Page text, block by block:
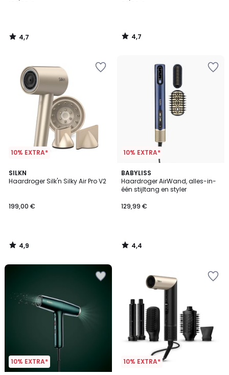
4,7
/
4,7
/
10% EXTRA*
SILKN
Haardroger Silk'n Silky Air Pro V2
199,00 €
4,9
/ 5
4,9
/
10% EXTRA*
BABYLISS
Haardroger AirWand, alles-in-
één stijltang en styler
129,99 €
4,4
/ 5
4,4
/
10% EXTRA* 10% EXTRA*